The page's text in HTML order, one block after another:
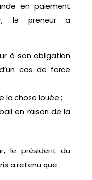
en paiement
le preneur a
à son obligation
cas de force
la chose louée ;
en raison de la
le président du
a retenu que :